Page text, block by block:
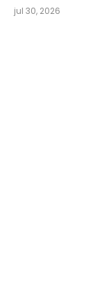
jul 30, 2026